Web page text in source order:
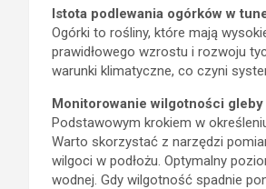
Istota podlewania ogórków w
Ogórki to rośliny, które mają
prawidłowego wzrostu i rozwoju
warunki klimatyczne, co czyni
Monitorowanie wilgotności gleby
Podstawowym krokiem w
Warto skorzystać z narzędzi
wilgoci w podłożu. Optymalny
wodnej. Gdy wilgotność spadnie